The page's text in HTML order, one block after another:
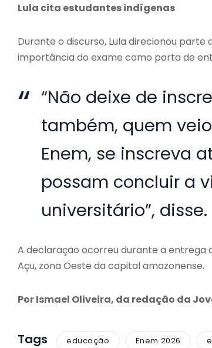
Lula cita estudantes indígenas
Durante o discurso, Lula direcionou
importância do exame como porta de
“Não deixe de
também, quem
Enem, se inscreva
possam concluir a
universitário”, disse.
A declaração ocorreu durante a entrega
Açu, zona Oeste da capital amazonense.
Por Ismael Oliveira, da redação da
Tags educação Enem 2026